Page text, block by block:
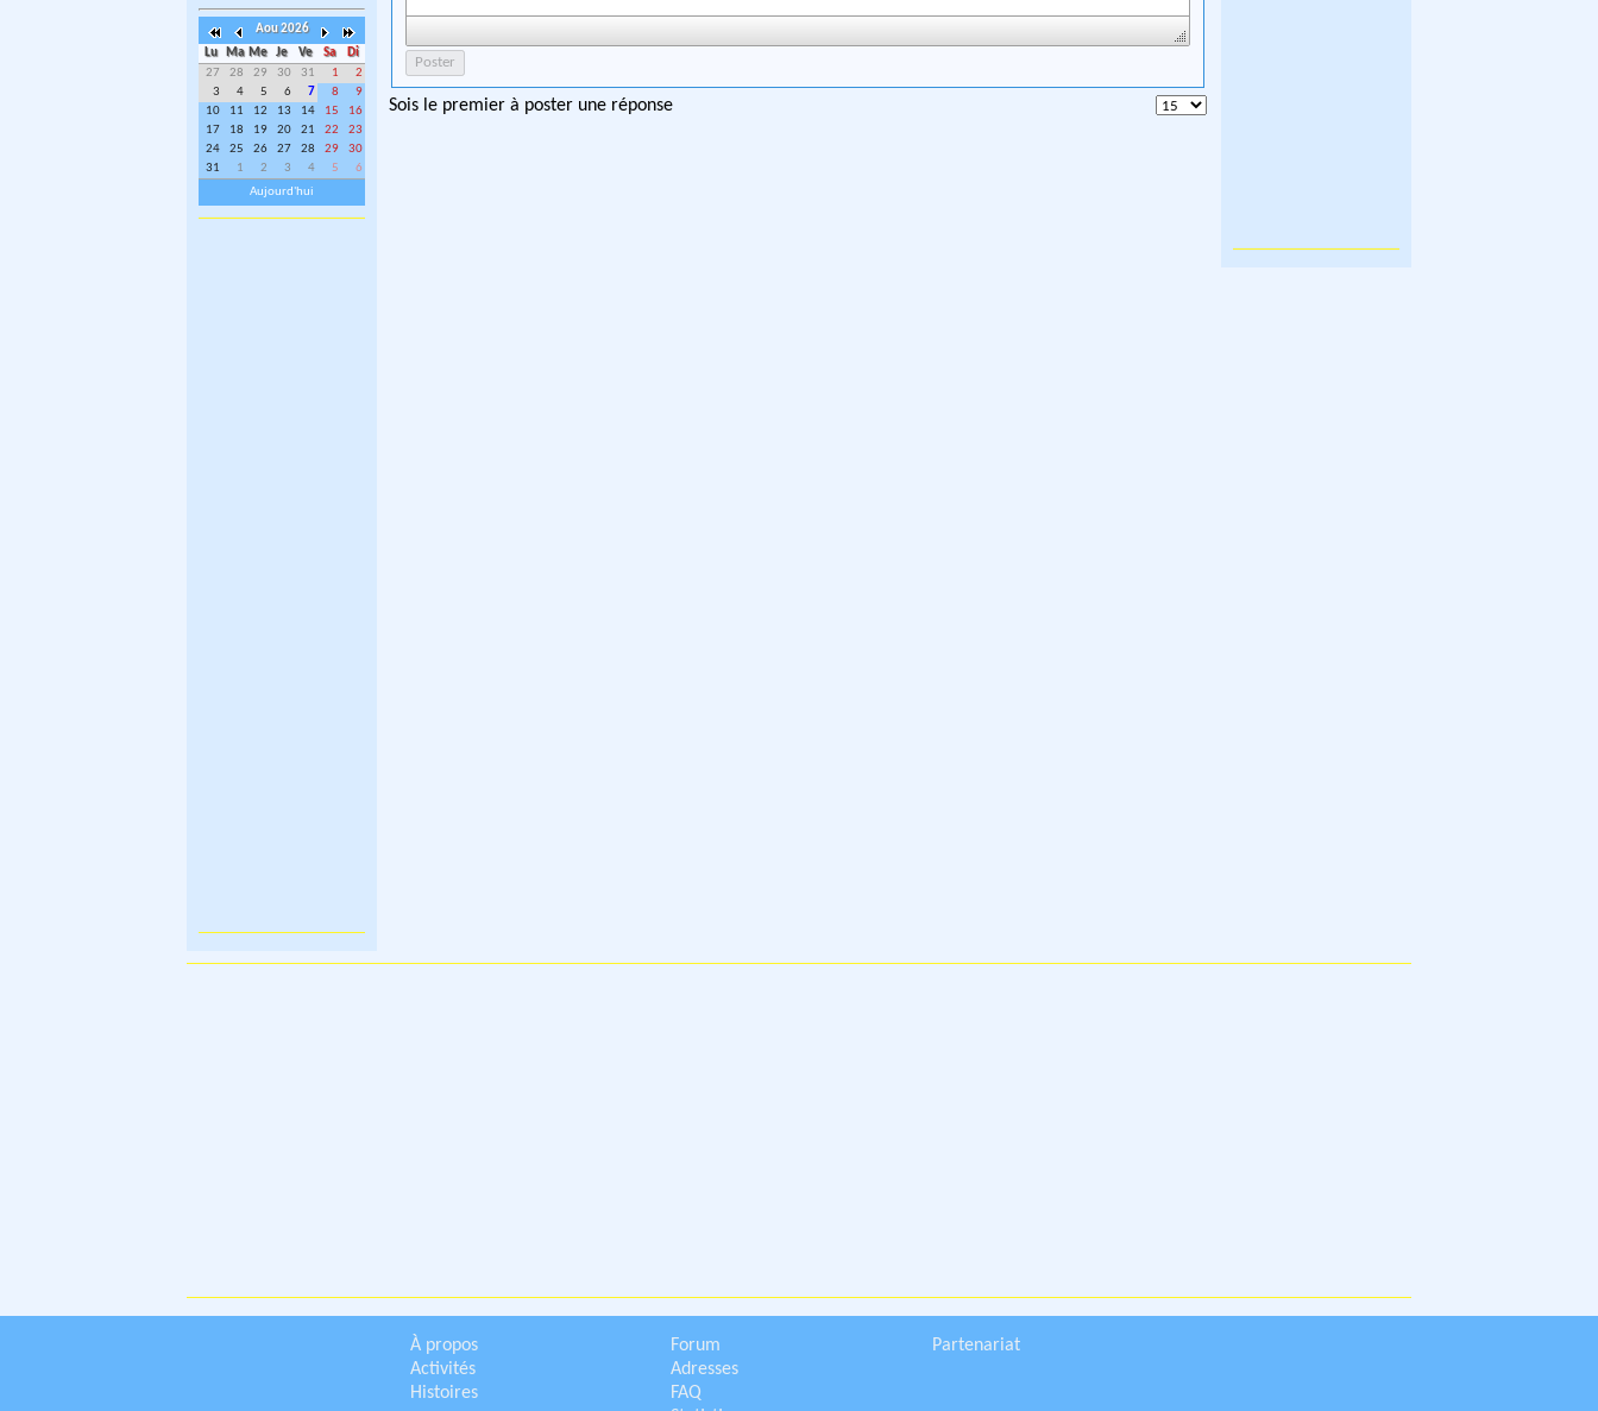
Aou 2026
Lu
Ma Me Je Ve Sa
Di
27
28 29 30 31 1
2
3
4 5 6 7 8
9
10
11 12 13 14 15
16
17
18 19 20 21 22
23
24
25 26 27 28 29
30
31
1 2 3 4 5
6
Aujourd'hui
Sois le premier à poster une réponse
À propos
Activités
Histoires
Forum
Adresses
FAQ
Partenariat